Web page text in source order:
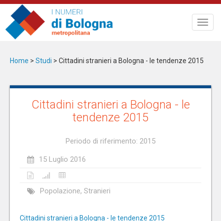
Salta
contenuto
principale
Home > Studi > Cittadini stranieri a Bologna - le tendenze 2015
Cittadini stranieri a Bologna - le
tendenze 2015
Periodo di riferimento: 2015
15 Luglio 2016
Popolazione, Stranieri
Cittadini stranieri a Bologna - le tendenze 2015